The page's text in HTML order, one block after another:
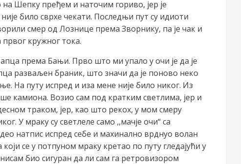
Шепку пређем и наточим гориво, јер је
било сврхе чекати. Последњи пут су идиоти
смер од Лознице према Зворнику, па је чак и
кружног тока.
према Бањи. Прво што ми упало у очи је да је
разваљен браник, што значи да је поново неко
На путу испред и иза мене није било никог. Из
камиона. Возио сам под кратким светлима, јер и
траком, јер, као што рекох, у мом смеру
У мраку су светлеле само ,,мачје очи“ са
натпис испред себе и махинално врднуо волан
се у потпуном мраку кретао по путу гледајући у
био сигуран да ли сам га ретровизором